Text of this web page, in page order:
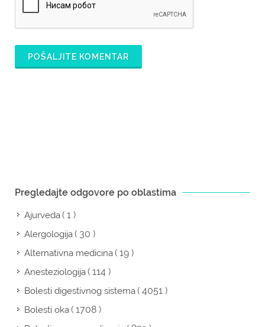
POŠALJITE KOMENTAR
Pregledajte odgovore po oblastima
Ajurveda( 1 )
Alergologija( 30 )
Alternativna medicina( 19 )
Anesteziologija( 114 )
Bolesti digestivnog sistema( 4051 )
Bolesti oka( 1708 )